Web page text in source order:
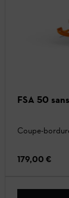
FSA 50
Coupe-
179,00 €